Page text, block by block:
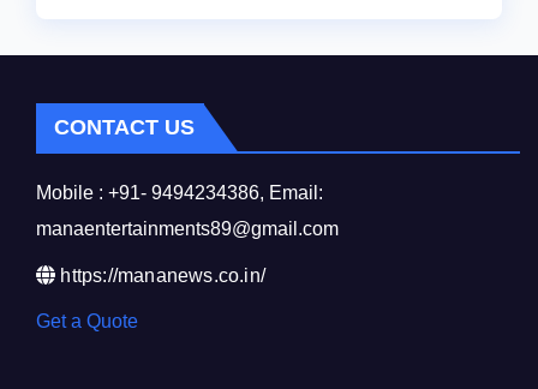
CONTACT US
Mobile : +91- 9494234386, Email:
manaentertainments89@gmail.com
https://mananews.co.in/
Get a Quote